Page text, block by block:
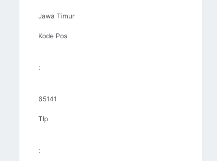
Jawa Timur
Kode Pos
:
65141
Tlp
: